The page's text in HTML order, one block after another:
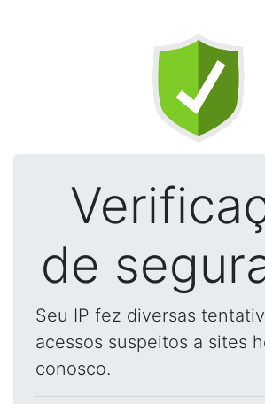
de
Seu IP fez diversas
acessos suspeitos a sites
conosco.